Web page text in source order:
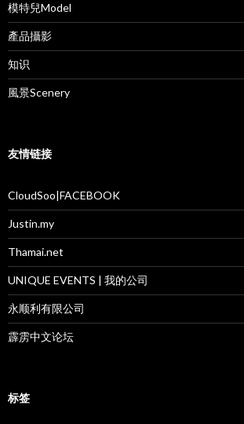
模特兒Model
產品攝影
知识
風景Scenery
友情链接
CloudSoo|FACEBOOK
Justin.my
Thamai.net
UNIQUE EVENTS | 我的公司
永顺利有限公司
霹雳中文论坛
标签